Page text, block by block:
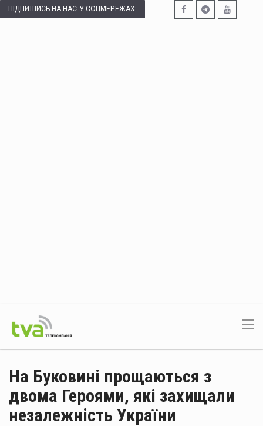
ПІДПИШИСЬ НА НАС У СОЦМЕРЕЖАХ:
На Буковині прощаються з
двома Героями, які захищали
незалежність України